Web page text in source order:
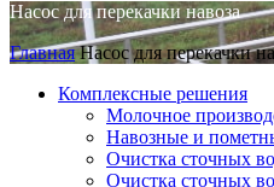
Насос для перекачки навоза
Главная Насос для перекачки
Комплексные решения
Молочное
Навозные и
Очистка сточных
Очистка сточных